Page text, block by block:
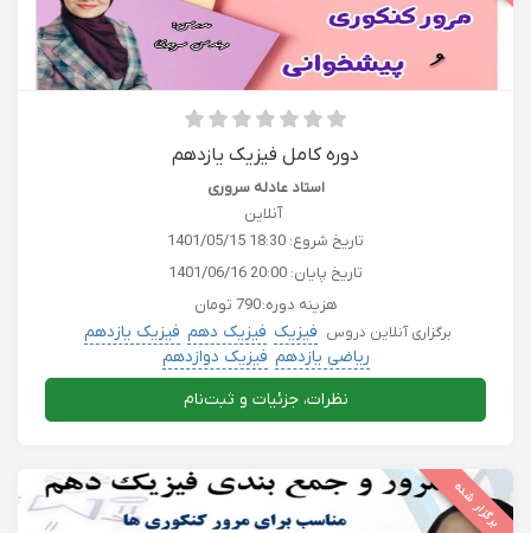
دوره کامل فیزیک یازدهم
استاد عادله سروری
آنلاین
تاریخ شروع: 1401/05/15 18:30
تاریخ پایان: 1401/06/16 20:00
هزینه دوره:790 تومان
برگزاری آنلاین دروس فیزیک فیزیک دهم فیزیک یازدهم
ریاضی یازدهم فیزیک دوازدهم
نظرات، جزئیات و ثبت‌نام
برگزار شده